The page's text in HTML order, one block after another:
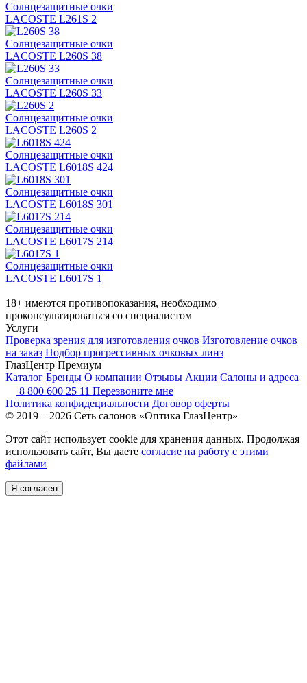
Солнцезащитные очки
LACOSTE L261S 2
Солнцезащитные очки
LACOSTE L260S 38
Солнцезащитные очки
LACOSTE L260S 33
Солнцезащитные очки
LACOSTE L260S 2
Солнцезащитные очки
LACOSTE L6018S 424
Солнцезащитные очки
LACOSTE L6018S 301
Солнцезащитные очки
LACOSTE L6017S 214
Солнцезащитные очки
LACOSTE L6017S 1
18+ имеются противопоказания, необходимо
проконсультироваться со специалистом
Услуги
Проверка зрения для изготовления очков Изготовление очков
на заказ Подбор прогрессивных очковых линз
ГлазЦентр Премиум
Каталог Бренды О компании Отзывы Акции Салоны и адреса
8 800 600 25 11 Перезвоните мне
Политика конфидециальности Договор оферты
© 2019 – 2026 Сеть салонов «Оптика ГлазЦентр»
Этот сайт использует cookie для хранения данных. Продолжая
использовать сайт, Вы даете согласие на работу с этими
файлами
Я согласен